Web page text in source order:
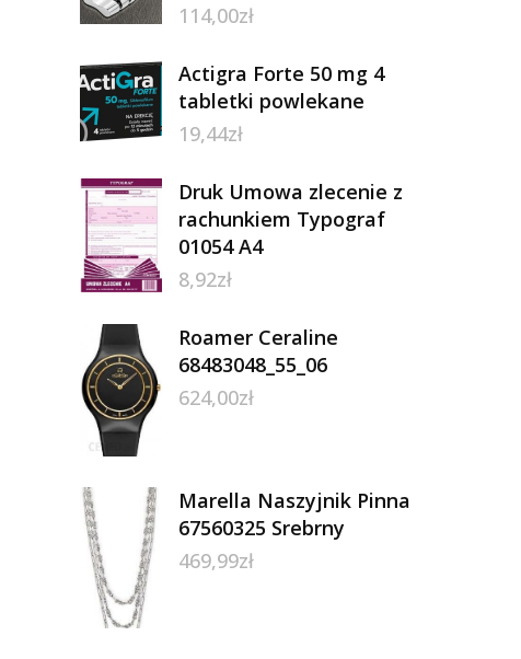
114,00zł
Actigra Forte 50 mg 4
tabletki powlekane
19,44zł
Druk Umowa zlecenie z
rachunkiem Typograf
01054 A4
8,92zł
Roamer Ceraline
68483048_55_06
624,00zł
Marella Naszyjnik Pinna
67560325 Srebrny
469,99zł